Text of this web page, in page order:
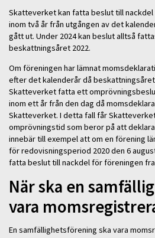
Skatteverket kan fatta beslut till
inom två år från utgången av det
gått ut. Under 2024 kan beslut alltså
beskattningsåret 2022.
Om föreningen har lämnat
efter det kalenderår då
Skatteverket fatta ett
inom ett år från den dag då
Skatteverket. I detta fall får
omprövningstid som beror på att
innebär till exempel att om en förening
för redovisningsperiod 2020 den 6
fatta beslut till nackdel för föreningen
När ska en
vara
En samfällighetsförening ska vara